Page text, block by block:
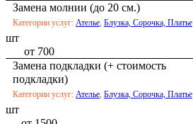
Замена молнии (до 20 см.)
Категории услуг: Ателье, Блузка, Сорочка, Платье
шт
от 700
Замена подкладки (+ стоимость
подкладки)
Категории услуг: Ателье, Блузка, Сорочка, Платье
шт